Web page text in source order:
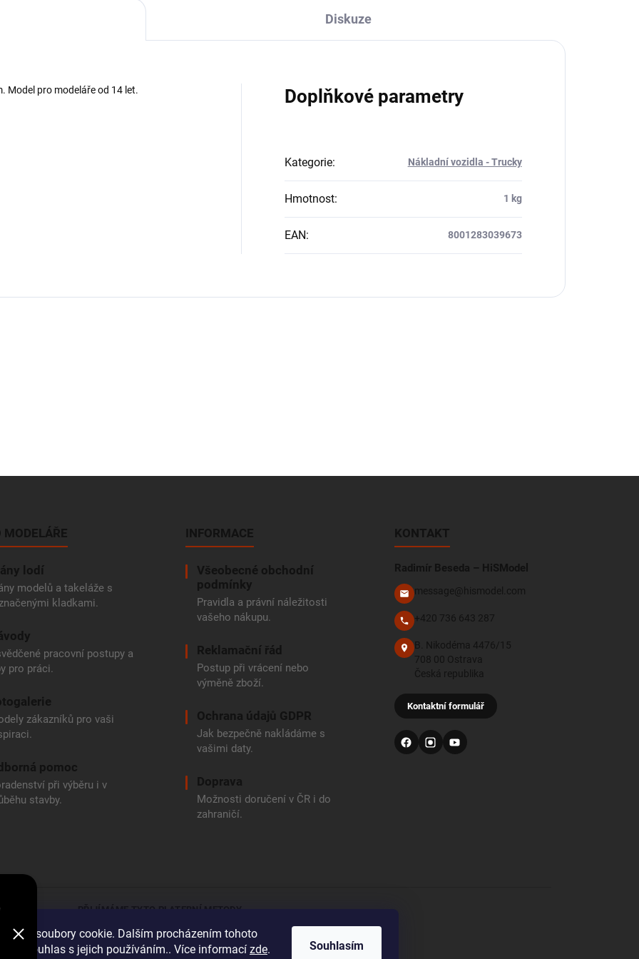
soubory cookie. Dalším procházením tohoto
souhlas s jejich používáním.. Více informací zde. Souhlasím
Diskuze
Model pro modeláře od 14 let. Doplňkové parametry
Kategorie: Nákladní vozidla - Trucky
Hmotnost: 1 kg
EAN: 8001283039673
MODELÁŘE
lodí
modelů a takeláže s
kladkami.
pracovní postupy a
pro práci.
zákazníků pro vaši
pomoc
při výběru i v
stavby.
INFORMACE
Všeobecné obchodní
podmínky
Pravidla a právní náležitosti
vašeho nákupu.
Reklamační řád
Postup při vrácení nebo
výměně zboží.
Ochrana údajů GDPR
Jak bezpečně nakládáme s
vašimi daty.
Doprava
Možnosti doručení v ČR i do
zahraničí.
KONTAKT
Radimír Beseda – HiSModel
message@hismodel.com
+420 736 643 287
B. Nikodéma 4476/15
708 00 Ostrava
Česká republika
Kontaktní formulář
PŘIJÍMÁME TYTO PLATEBNÍ METODY
Bankovní převod